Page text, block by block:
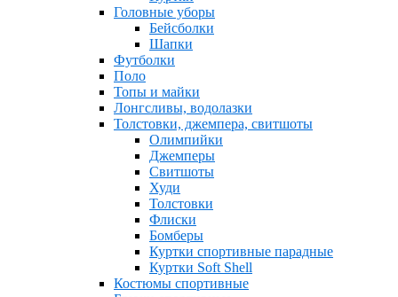
Головные уборы
Бейсболки
Шапки
Футболки
Поло
Топы и майки
Лонгсливы, водолазки
Толстовки, джемпера, свитшоты
Олимпийки
Джемперы
Свитшоты
Худи
Толстовки
Флиски
Бомберы
Куртки спортивные парадные
Куртки Soft Shell
Костюмы спортивные